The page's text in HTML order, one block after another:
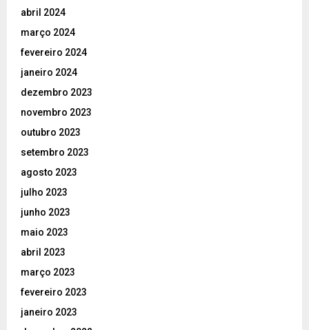
abril 2024
março 2024
fevereiro 2024
janeiro 2024
dezembro 2023
novembro 2023
outubro 2023
setembro 2023
agosto 2023
julho 2023
junho 2023
maio 2023
abril 2023
março 2023
fevereiro 2023
janeiro 2023